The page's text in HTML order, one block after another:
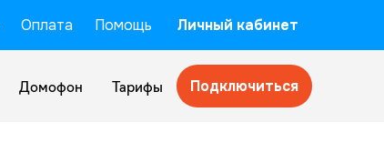
Оплата Помощь Личный кабинет
Домофон Тарифы Подключиться